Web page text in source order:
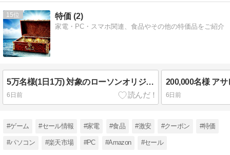
15 特価 (2)
家電・PC・スマホ関連、食品やその他の特価品をご紹介
5万名様(1日1万) 対象のローソンオリジナルポテトチップス
6日前 6日前
#ゲーム #セール情報 #家電 #食品 #激安 #クーポン #特価
#パソコン #楽天市場 #PC #Amazon #セール